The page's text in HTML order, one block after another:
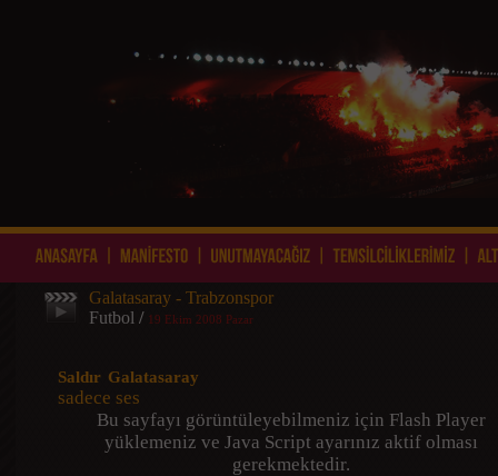
Galatasaray - Trabzonspor
Futbol / 19 Ekim 2008 Pazar
Saldır Galatasaray
sadece ses
Bu sayfayı görüntüleyebilmeniz için Flash Player
yüklemeniz ve Java Script ayarınız aktif olması
gerekmektedir.